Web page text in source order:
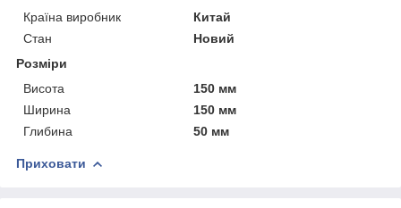
Країна виробник
Китай
Стан
Новий
Розміри
Висота
150 мм
Ширина
150 мм
Глибина
50 мм
Приховати